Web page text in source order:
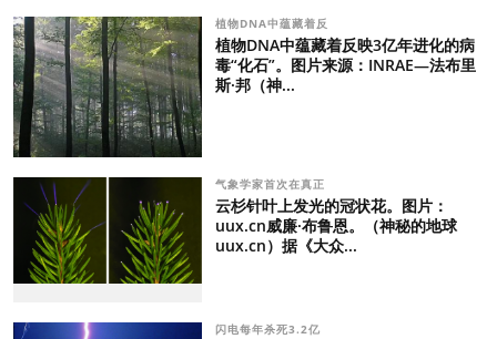
植物DNA中蕴藏着反
植物DNA中蕴藏着反映3亿年进化的病
毒“化石”。图片来源：INRAE—法布里
斯·邦（神...
气象学家首次在真正
云杉针叶上发光的冠状花。图片：
uux.cn威廉·布鲁恩。（神秘的地球
uux.cn）据《大众...
闪电每年杀死3.2亿